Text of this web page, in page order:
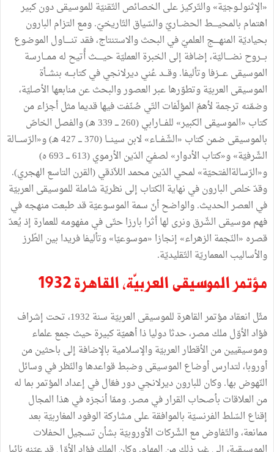
«الإثنولــوجيّة»والتّركيزعلى الخصائص التّقنيّة للموسيقىدونكبير
اهتمام بالمحيــــط الحضــاريّوالسّياق التّاريخيّ.ومع التزام البارون
بحياديّة المنهــــج العلميّفي البحثوالاستنتاج،فقدتنـــــاول الموضوع
بـــروح نضــــاليّة،إضافة إلى الخبرة العمليّةحيـــــثأُتيح لهممـــارسة
الموسيقىعـــزفاوتأليفا.وقـــدعُنيديرلانجيفيكتابـــه بنشــأة
الموسيقى العربيّةوتطوّرهاعبرالعصوروالبحثعنمنابعها الأصليّة،
وضمّنه ترجمة لأهمّ المؤلّفات التّي صُنّفتفيهاقديمامثلأجزاءمن
كتاب «الموسيقى الكبير» للفـــارابي(
260ـــ339هـ)والفصل الخاصّ
بالموسيقى ضمنكتاب «الشّفـــاء» لابن سينـــا(
370ـــ427هـ)و«الرّســـالة
الشّرفيّة»و«كتاب الأدوار» لصفيّ الدّين الأرموي(
613ـــ693ه)
و«الرّسالةالفتحيّة» لمحي الدّينمحمداللاّذقي(القرن التاسع الهجري).
وقدّخلص البارونفي نهاية الكتاب إلى نظريّة شاملة للموسيقى العربيّة
في العصرالحديث.والواضحأنّ سمة الموسوعيّةقدطبعتمنهجهفي
فهمموسيقى الشّرقونرى لهاأثرا بارزاحتّىفيمفهومه للعمارة إذيُعدّ
قصره «النّجمة الزهراء» إنجازا «موسوعيّا»وتأليفافريدا بين الطّرز
والأساليب المعماريّة التّقليديّة.
مؤتمر الموسيقى العربيّة، القاهرة 1932
مثّل انعقادمؤتمرالقاهرة للموسيقى العربيّة سنة 1932، تحت إشراف
فؤادالأوّلملكمصر،حدثادولياذاأهميّةكبيرةحيثجمععلماء
وموسيقيينمن الأقطارالعربيّةوالإسلامية بالإضافة إلى باحثينمن
أوروبا،لتدارسأوضاع الموسيقىوضبطقواعدهاوالنّظرفيوسائل
النّهوض بها.وكان للبارونديرلانجيدورفعّالفي إعدادالمؤتمربما له
من العلاقات بأصحاب القرارفيمصر.وممّاأنجزهفي هذا المجال
إقناع السّلط الفرنسيّة بالموافقةعلىمشاركة الوفودالمغاربيّة بعد
ممانعة،والتّفاوضمع الشّركات الأوروبيّة بشأن تسجيل الحفلات